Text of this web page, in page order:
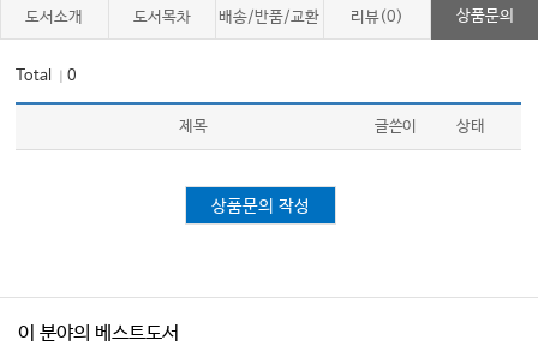
도서소개 도서목차 배송/반품/교환 리뷰(0) 상품문의
Total ｜0
제목 글쓴이 상태
상품문의 작성
이 분야의 베스트도서